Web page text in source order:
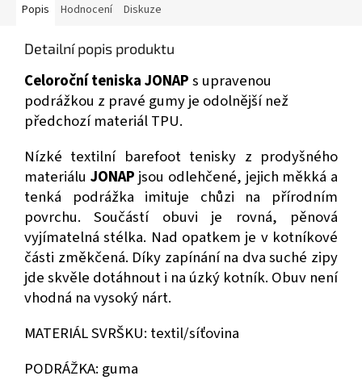
Popis Hodnocení Diskuze
Detailní popis produktu
Celoroční teniskaJONAPs upravenou
podrážkou z pravé gumy je odolnější než
předchozí materiál TPU.
Nízké textilní barefoot tenisky z prodyšného
materiálu JONAP jsou odlehčené, jejich měkká a
tenká podrážka imituje chůzi na přírodním
povrchu. Součástí obuvi je rovná, pěnová
vyjímatelná stélka. Nad opatkem je v kotníkové
části změkčená. Díky zapínání na dva suché zipy
jde skvěle dotáhnout i na úzký kotník. Obuv není
vhodná na vysoký nárt.
MATERIÁL SVRŠKU: textil/síťovina
PODRÁŽKA: guma